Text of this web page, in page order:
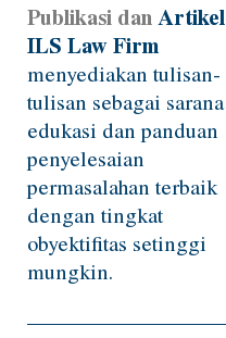
Publikasi danArtikel
ILS Law Firm
menyediakan tulisan-
tulisan sebagai sarana
edukasi dan panduan
penyelesaian
permasalahan terbaik
dengan tingkat
obyektifitas setinggi
mungkin.